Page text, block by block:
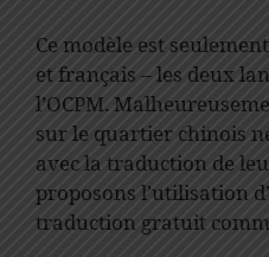
Ce modèle est
et français – les deux
l’OCPM.
sur le quartier chinois
avec la traduction de
proposons l’utilisation
traduction gratuit